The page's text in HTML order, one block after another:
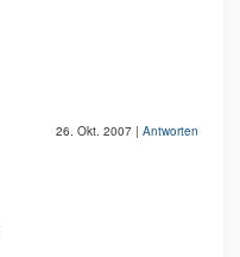
26. Okt. 2007 | Antworten